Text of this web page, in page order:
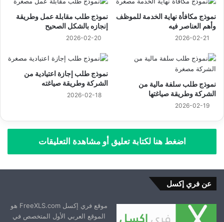
نموذج مكافأة نهاية الخدمة للموظف
وأهم العناصر فيه
2026-02-21
نموذج طلب مقابلة عمل وطريقة
إنجازه بالشكل الصحيح
2026-02-20
نموذج طلب سلفة مالية من
الشركة وطريقة صياغتها
2026-02-19
نموذج طلب إجازة اعتيادية من
الشركة وطريقة صياغته
2026-02-18
اضغط هنا لكتابة تعليق أو مشاهدة التعليقات
عن فري إكسل
موقع فري إكسل FreeXLS.com هو
الموقع العربي الأول المتخصص في